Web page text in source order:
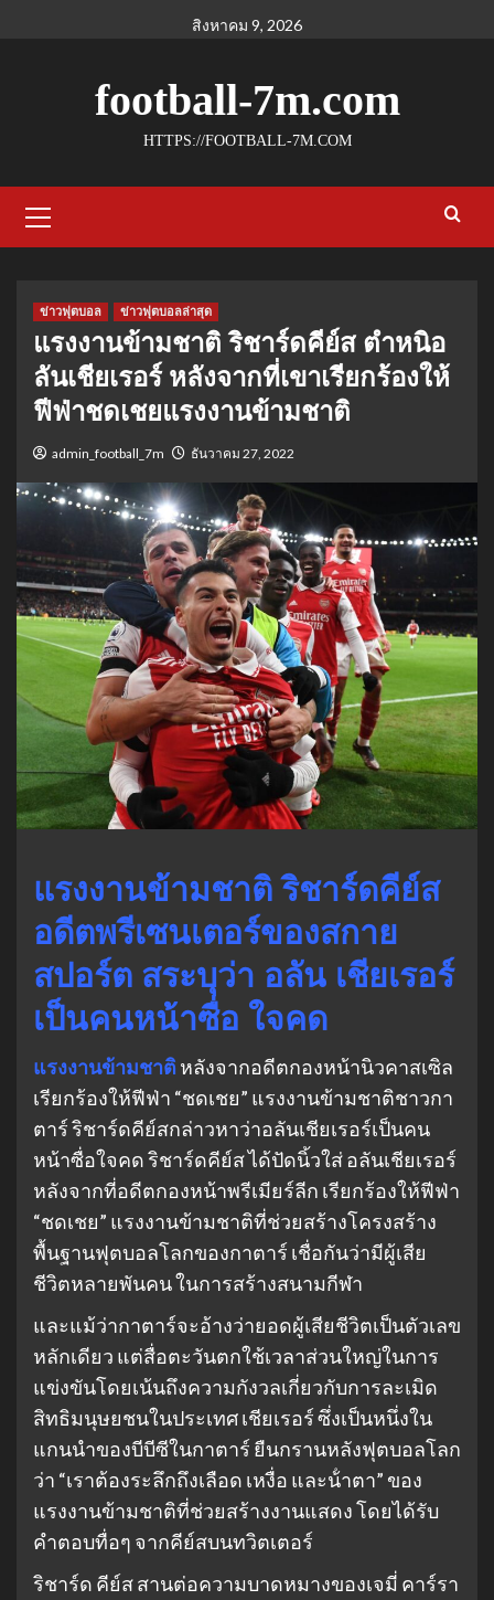
สิงหาคม 9, 2026
football-7m.com
HTTPS://FOOTBALL-7M.COM
Menu
ข่าวฟุตบอล ข่าวฟุตบอลล่าสุด
แรงงานข้ามชาติ ริชาร์ดคีย์ส ตําหนิอ
ลันเชียเรอร์ หลังจากที่เขาเรียกร้องให้
ฟีฟ่าชดเชยแรงงานข้ามชาติ
admin_football_7m ธันวาคม 27, 2022
แรงงานข้ามชาติ ริชาร์ดคีย์ส
อดีตพรีเซนเตอร์ของสกาย
สปอร์ต สระบุว่า อลัน เชียเรอร์
เป็นคนหน้าซื่อ ใจคด
แรงงานข้ามชาติหลังจากอดีตกองหน้านิวคาสเซิล
เรียกร้องให้ฟีฟ่า “ชดเชย” แรงงานข้ามชาติชาวกา
ตาร์ ริชาร์ดคีย์สกล่าวหาว่าอลันเชียเรอร์เป็นคน
หน้าซื่อใจคด ริชาร์ดคีย์ส ได้ปัดนิ้วใส่ อลันเชียเรอร์
หลังจากที่อดีตกองหน้าพรีเมียร์ลีก เรียกร้องให้ฟีฟ่า
“ชดเชย” แรงงานข้ามชาติที่ช่วยสร้างโครงสร้าง
พื้นฐานฟุตบอลโลกของกาตาร์ เชื่อกันว่ามีผู้เสีย
ชีวิตหลายพันคน ในการสร้างสนามกีฬา
และแม้ว่ากาตาร์จะอ้างว่ายอดผู้เสียชีวิตเป็นตัวเลข
หลักเดียว แต่สื่อตะวันตกใช้เวลาส่วนใหญ่ในการ
แข่งขันโดยเน้นถึงความกังวลเกี่ยวกับการละเมิด
สิทธิมนุษยชนในประเทศ เชียเรอร์ ซึ่งเป็นหนึ่งใน
แกนนําของบีบีซีในกาตาร์ ยืนกรานหลังฟุตบอลโลก
ว่า “เราต้องระลึกถึงเลือด เหงื่อ และน้ําตา” ของ
แรงงานข้ามชาติที่ช่วยสร้างงานแสดง โดยได้รับ
คําตอบทื่อๆ จากคีย์สบนทวิตเตอร์
ริชาร์ด คีย์ส สานต่อความบาดหมางของเจมี่ คาร์รา